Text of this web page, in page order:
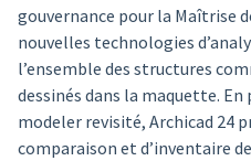
gouvernance pour la Maîtrise
nouvelles technologies
l’ensemble des structures
dessinés dans la maquette.
modeler revisité, Archicad 24
comparaison et d’inventaire